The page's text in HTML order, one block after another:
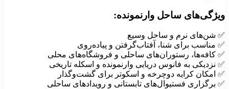
ساحل وارنمونده:
شن‌های نرم و ساحل وسیع
مناسب برای شنا، آفتاب‌گرفتن و پیاده‌روی
کافه‌ها، رستوران‌های ساحلی و فروشگاه‌های محلی
نزدیکی به فانوس دریایی وارنمونده و اسکله تاریخی
امکان کرایه دوچرخه و اسکوتر برای گشت‌وگذار
برگزاری فستیوال‌های تابستانی و رویدادهای ساحلی